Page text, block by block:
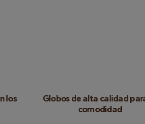
los
Globos de alta calidad
comodidad